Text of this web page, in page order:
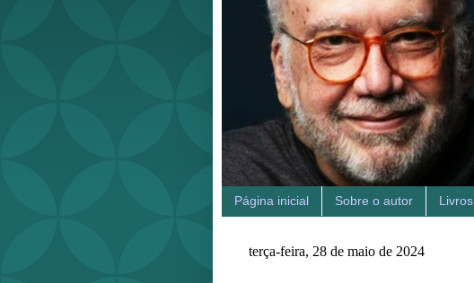
Página inicial Sobre o autor Livros
terça-feira, 28 de maio de 2024